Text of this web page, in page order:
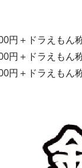
円＋ドラえもん
円＋ドラえもん
円＋ドラえもん